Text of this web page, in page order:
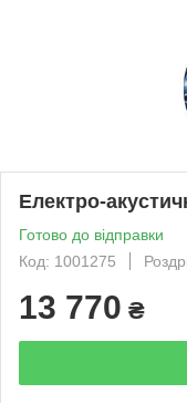
Електро-
Готово до відправки
Код: 1001275
13 770 ₴